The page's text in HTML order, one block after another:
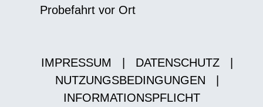
Probefahrt vor Ort
IMPRESSUM DATENSCHUTZ
NUTZUNGSBEDINGUNGEN
INFORMATIONSPFLICHT